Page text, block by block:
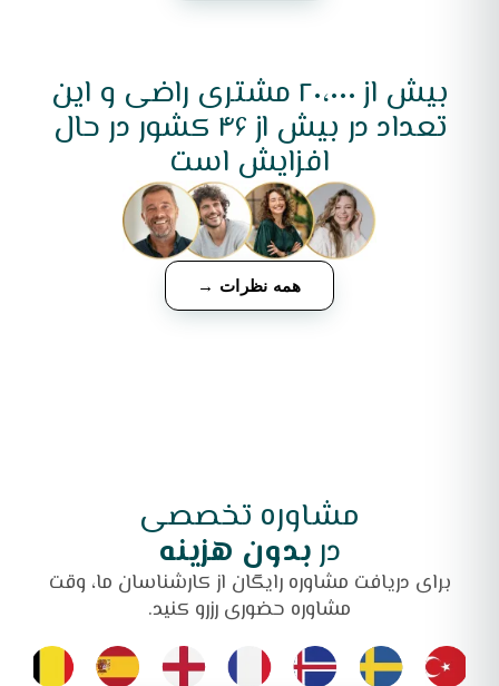
بیش از ۲۰،۰۰۰ مشتری راضی و این
تعداد در بیش از ۴۶ کشور در حال
افزایش است
همه نظرات →
مشاوره تخصصی
دربدون هزینه
برای دریافت مشاوره رایگان از کارشناسان ما، وقت
مشاوره حضوری رزرو کنید.